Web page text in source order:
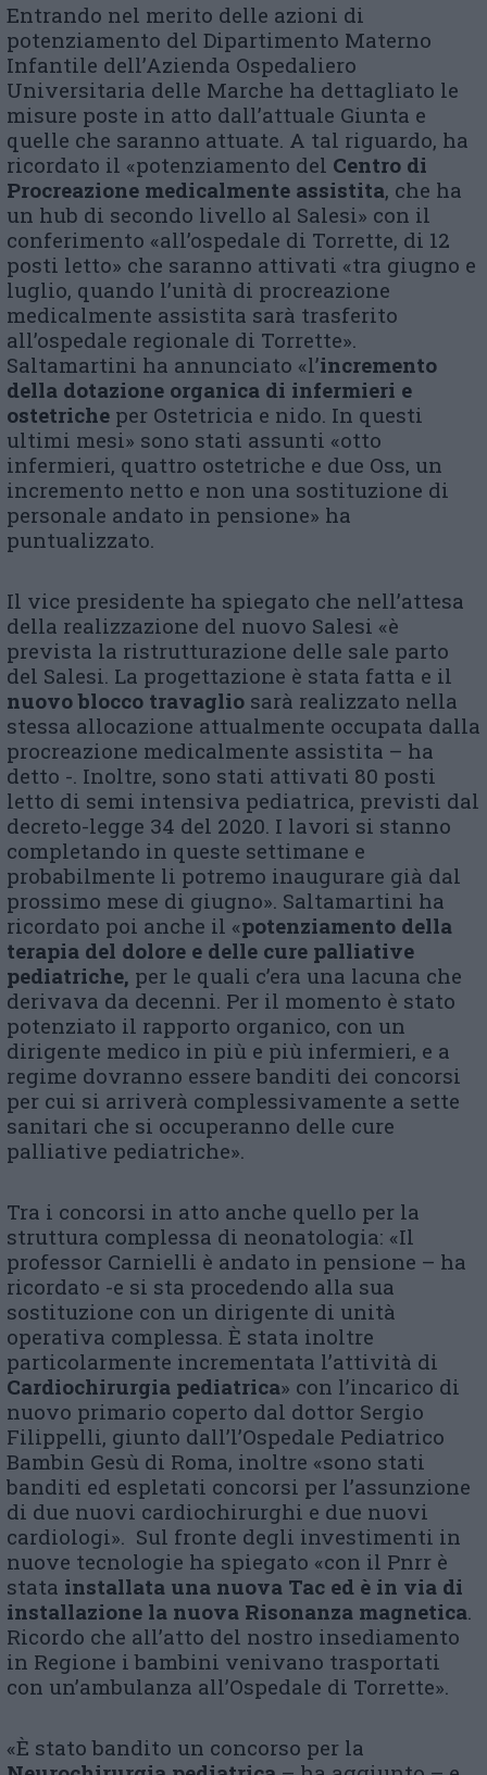
Entrando nel merito delle azioni di
potenziamento del Dipartimento Materno
Infantile dell’Azienda Ospedaliero
Universitaria delle Marche ha dettagliato le
misure poste in atto dall’attuale Giunta e
quelle che saranno attuate. A tal riguardo, ha
ricordato il «potenziamento del Centro di
Procreazione medicalmente assistita, che ha
un hub di secondo livello al Salesi» con il
conferimento «all’ospedale di Torrette, di 12
posti letto» che saranno attivati «tra giugno e
luglio, quando l’unità di procreazione
medicalmente assistita sarà trasferito
all’ospedale regionale di Torrette».
Saltamartini ha annunciato «l’incremento
della dotazione organica di infermieri e
ostetriche per Ostetricia e nido. In questi
ultimi mesi» sono stati assunti «otto
infermieri, quattro ostetriche e due Oss, un
incremento netto e non una sostituzione di
personale andato in pensione» ha
puntualizzato.
Il vice presidente ha spiegato che nell’attesa
della realizzazione del nuovo Salesi «è
prevista la ristrutturazione delle sale parto
del Salesi. La progettazione è stata fatta e il
nuovo blocco travaglio sarà realizzato nella
stessa allocazione attualmente occupata dalla
procreazione medicalmente assistita – ha
detto -. Inoltre, sono stati attivati 80 posti
letto di semi intensiva pediatrica, previsti dal
decreto-legge 34 del 2020. I lavori si stanno
completando in queste settimane e
probabilmente li potremo inaugurare già dal
prossimo mese di giugno». Saltamartini ha
ricordato poi anche il «potenziamento della
terapia del dolore e delle cure palliative
pediatriche, per le quali c’era una lacuna che
derivava da decenni. Per il momento è stato
potenziato il rapporto organico, con un
dirigente medico in più e più infermieri, e a
regime dovranno essere banditi dei concorsi
per cui si arriverà complessivamente a sette
sanitari che si occuperanno delle cure
palliative pediatriche».
Tra i concorsi in atto anche quello per la
struttura complessa di neonatologia: «Il
professor Carnielli è andato in pensione – ha
ricordato -e si sta procedendo alla sua
sostituzione con un dirigente di unità
operativa complessa. È stata inoltre
particolarmente incrementata l’attività di
Cardiochirurgia pediatrica» con l’incarico di
nuovo primario coperto dal dottor Sergio
Filippelli, giunto dall’l’Ospedale Pediatrico
Bambin Gesù di Roma, inoltre «sono stati
banditi ed espletati concorsi per l’assunzione
di due nuovi cardiochirurghi e due nuovi
cardiologi». Sul fronte degli investimenti in
nuove tecnologie ha spiegato «con il Pnrr è
stata installata una nuova Tac ed è in via di
installazione la nuova Risonanza magnetica.
Ricordo che all’atto del nostro insediamento
in Regione i bambini venivano trasportati
con un’ambulanza all’Ospedale di Torrette».
«È stato bandito un concorso per la